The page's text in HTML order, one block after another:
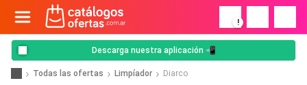
!
Descarga nuestra aplicación 📲
Todas las ofertas Limpíador Diarco